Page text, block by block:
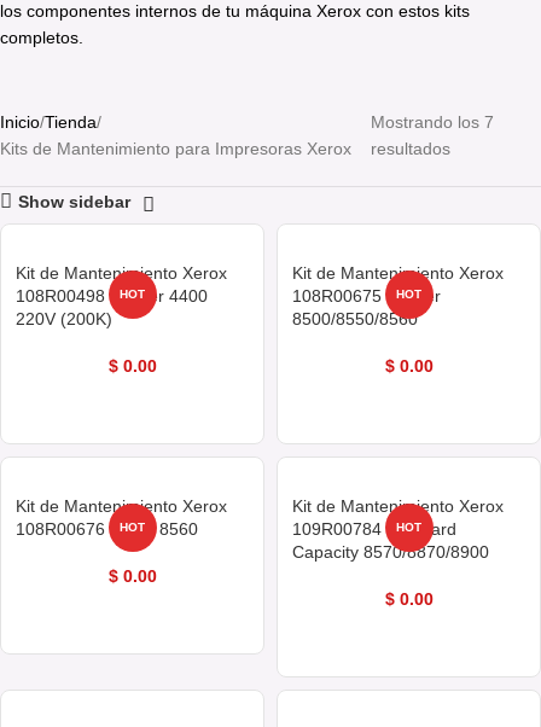
los componentes internos de tu máquina Xerox con estos kits
completos.
Inicio Tienda
Kits de Mantenimiento para Impresoras Xerox
Mostrando los 7
resultados
Show sidebar
Kit de Mantenimiento Xerox
108R00498 Phaser 4400
220V (200K)
$0.00
HOT
Kit de Mantenimiento Xerox
108R00675 Phaser
8500/8550/8560
$0.00
HOT
Kit de Mantenimiento Xerox
108R00676 Xerox 8560
$0.00
HOT
Kit de Mantenimiento Xerox
109R00784 Standard
Capacity 8570/8870/8900
$0.00
HOT